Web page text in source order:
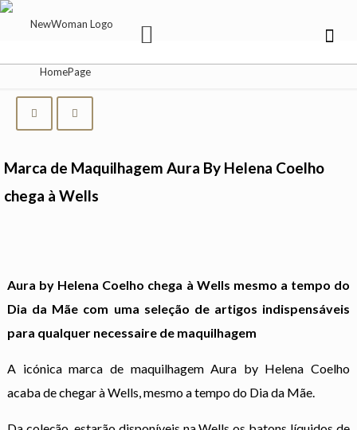
Marca de Maquilhagem Aura By Helena Coelho
chega à Wells
Aura by Helena Coelho chega à Wells mesmo a tempo do
Dia da Mãe com uma seleção de artigos indispensáveis
para qualquer necessaire de maquilhagem
A icónica marca de maquilhagem Aura by Helena Coelho
acaba de chegar à Wells, mesmo a tempo do Dia da Mãe.